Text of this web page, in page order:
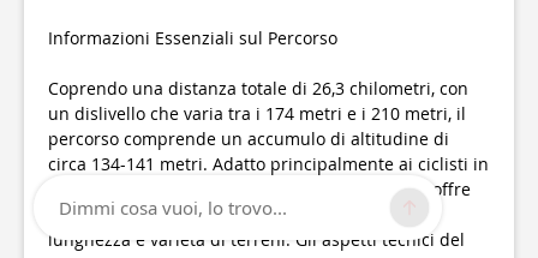
Informazioni Essenziali sul Percorso
Coprendo una distanza totale di 26,3 chilometri, con
un dislivello che varia tra i 174 metri e i 210 metri, il
percorso comprende un accumulo di altitudine di
circa 134-141 metri. Adatto principalmente ai ciclisti in
biciclette VTC, questo circuito, creato da Valjoly, offre
una sfida moderata principalmente per la sua
lunghezza e varietà di terreni. Gli aspetti tecnici del
Dimmi cosa vuoi, lo trovo...